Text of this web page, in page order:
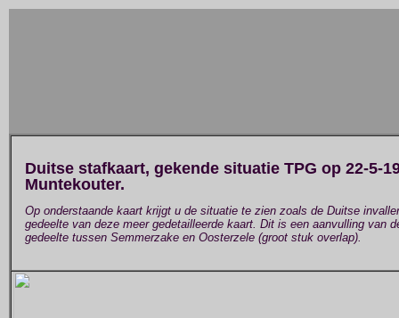
Duitse stafkaart, gekende situatie TPG op 22-5-
Muntekouter.
Op onderstaande kaart krijgt u de situatie te zien zoals de Duitse
gedeelte van deze meer gedetailleerde kaart. Dit is een aanvulling van
gedeelte tussen Semmerzake en Oosterzele (groot stuk overlap).